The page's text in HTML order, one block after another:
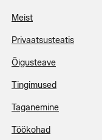
Meist
Privaatsusteatis
Õigusteave
Tingimused
Taganemine
Töökohad